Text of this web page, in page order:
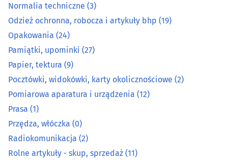
Maszyny i urządzenia rolnicze (14)
Metale, metale kolorowe
Metalowe artykuły
Mięso, wędliny, drób - detal(15)
Narzędzia(38)
Normalia techniczne
Normalia techniczne (3)
Odzież ochronna, robocza i artykuły bhp (19)
Opakowania (24)
Pamiątki, upominki (27)
Papier, tektura (9)
Pocztówki, widokówki, karty okolicznościowe (2)
Pomiarowa aparatura i urządzenia (12)
Prasa (1)
Przędza, włóczka (0)
Radiokomunikacja (2)
Rolne artykuły - skup, sprzedaż (11)